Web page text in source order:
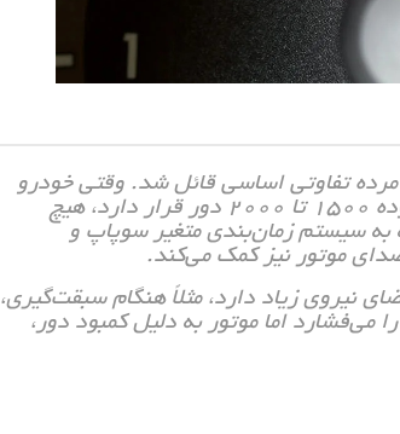
مرده تفاوتی اساسی قائل شد. وقتی خودرو
روی مسیر صاف و با بار ثابت در حال حرکت است و دور موتور در محدوده ۱۵۰۰ تا ۲۰۰۰ دور قرار دارد، هیچ
به سیستم زمان‌بندی متغیر سوپاپ و
موتور نیز کمک می‌کند.
نیروی زیاد دارد، مثلاً هنگام سبقت‌گیری،
می‌فشارد اما موتور به دلیل کمبود دور،